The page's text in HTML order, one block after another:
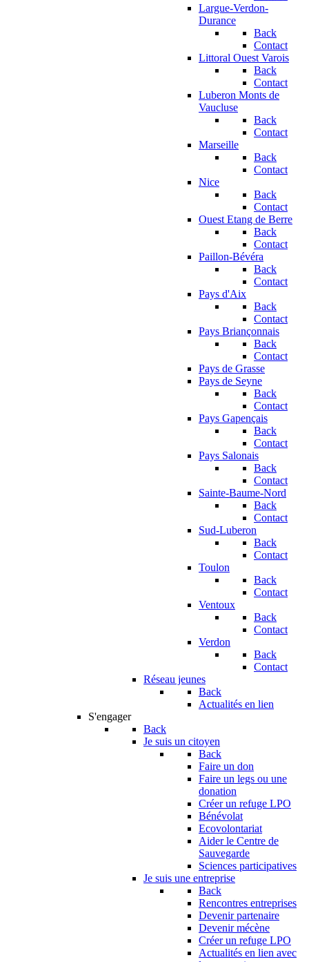
Largue-Verdon-
Durance
Back
Contact
Littoral Ouest Varois
Back
Contact
Luberon Monts de
Vaucluse
Back
Contact
Marseille
Back
Contact
Nice
Back
Contact
Ouest Etang de Berre
Back
Contact
Paillon-Bévéra
Back
Contact
Pays d'Aix
Back
Contact
Pays Briançonnais
Back
Contact
Pays de Grasse
Pays de Seyne
Back
Contact
Pays Gapençais
Back
Contact
Pays Salonais
Back
Contact
Sainte-Baume-Nord
Back
Contact
Sud-Luberon
Back
Contact
Toulon
Back
Contact
Ventoux
Back
Contact
Verdon
Back
Contact
Réseau jeunes
Back
Actualités en lien
S'engager
Back
Je suis un citoyen
Back
Faire un don
Faire un legs ou une
donation
Créer un refuge LPO
Bénévolat
Ecovolontariat
Aider le Centre de
Sauvegarde
Sciences participatives
Je suis une entreprise
Back
Rencontres entreprises
Devenir partenaire
Devenir mécène
Créer un refuge LPO
Actualités en lien avec